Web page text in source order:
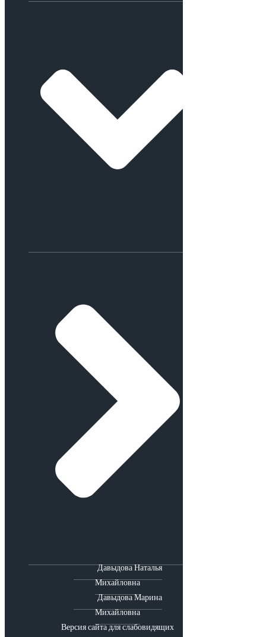
Давыдова Наталья
Михайловна
Давыдова Марина
Михайловна
Версия сайта для слабовидящих